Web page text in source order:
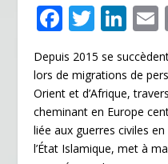
F
ac
e
b
o
o
T
w
itt
er
Li
n
k
e
dI
n
l
Depuis 2015 se
lors de migrations de
Orient et d’Afrique,
cheminant en Europe
liée aux guerres civiles
l’État Islamique, met à